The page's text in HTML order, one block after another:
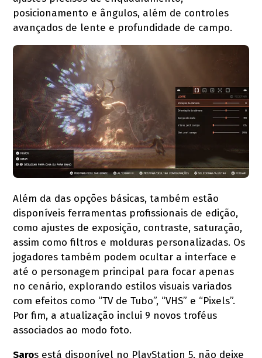
posicionamento e ângulos, além de controles
avançados de lente e profundidade de campo.
Além da das opções básicas, também estão
disponíveis ferramentas profissionais de edição,
como ajustes de exposição, contraste, saturação,
assim como filtros e molduras personalizadas. Os
jogadores também podem ocultar a interface e
até o personagem principal para focar apenas
no cenário, explorando estilos visuais variados
com efeitos como “TV de Tubo”, “VHS” e “Pixels”.
Por fim, a atualização inclui 9 novos troféus
associados ao modo foto.
Saros está disponível no PlayStation 5, não deixe